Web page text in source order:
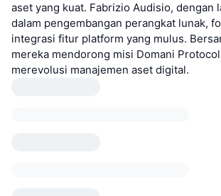
aset yang kuat. Fabrizio Audisio, dengan
dalam pengembangan perangkat lunak,
integrasi fitur platform yang mulus.
mereka mendorong misi Domani
merevolusi manajemen aset digital.